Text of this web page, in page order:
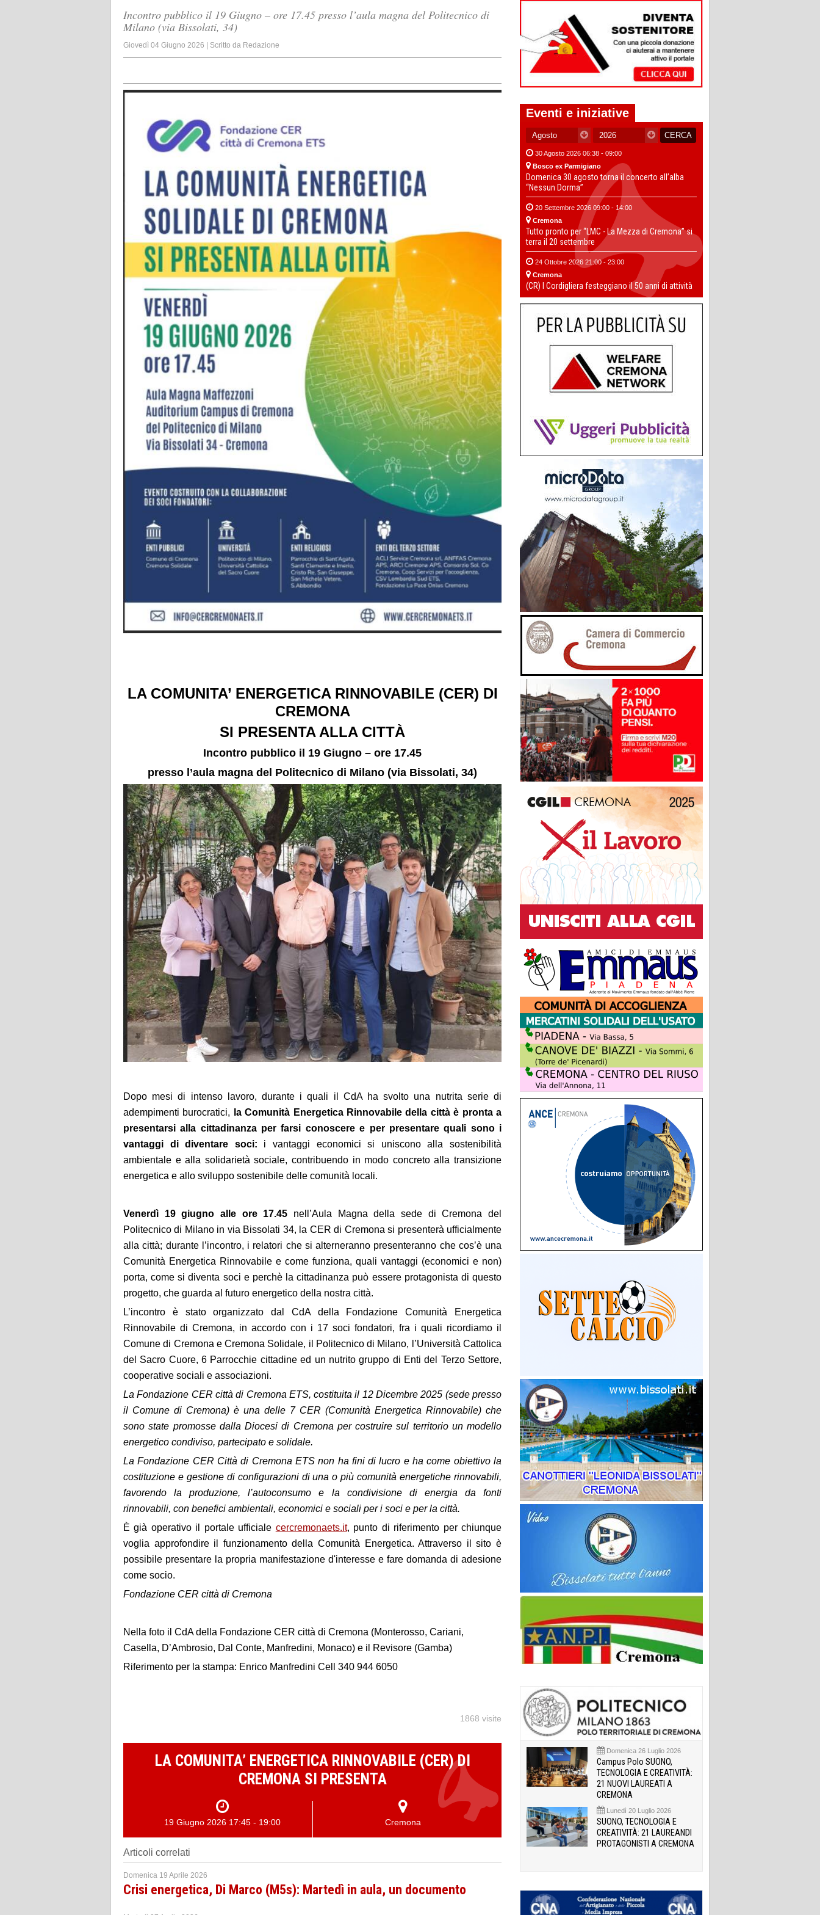
Incontro pubblico il 19 Giugno – ore 17.45 presso l’aula magna del Politecnico di
Milano (via Bissolati, 34)
Giovedì 04 Giugno 2026 | Scritto da Redazione
LA COMUNITA’ ENERGETICA RINNOVABILE (CER) DI
CREMONA
SI PRESENTA ALLA CITTÀ
Incontro pubblico il 19 Giugno – ore 17.45
presso l’aula magna del Politecnico di Milano (via Bissolati, 34)
Dopo mesi di intenso lavoro, durante i quali il CdA ha svolto una nutrita serie di
adempimenti burocratici,
la Comunità Energetica Rinnovabile della città è pronta a
presentarsi alla cittadinanza per farsi conoscere e per presentare quali sono i
vantaggi di diventare soci: i vantaggi economici si
uniscono alla sostenibilità
ambientale e alla solidarietà sociale, contribuendo in modo concreto alla transizione
energetica e allo sviluppo sostenibile delle comunità locali.
Venerdì 19 giugno alle ore 17.45 nell’Aula Magna della sede di Cremona del
Politecnico di Milano in via Bissolati 34, la CER di Cremona si presenterà ufficialmente
alla città; durante l’incontro, i relatori che si alterneranno presenteranno che cos’è una
Comunità Energetica Rinnovabile e come funziona, quali vantaggi (economici e non)
porta, come si diventa soci e perchè la cittadinanza può essere protagonista di questo
progetto, che guarda al futuro energetico della nostra città.
L’incontro è stato organizzato dal CdA della Fondazione Comunità Energetica
Rinnovabile di Cremona, in accordo con i 17 soci fondatori, fra i quali ricordiamo il
Comune di Cremona e Cremona Solidale, il Politecnico di Milano, l’Università Cattolica
del Sacro Cuore, 6 Parrocchie cittadine ed un nutrito gruppo di Enti del Terzo Settore,
cooperative sociali e associazioni.
La Fondazione CER città di Cremona ETS, costituita il 12 Dicembre 2025 (sede presso
il Comune di Cremona) è una delle 7 CER (Comunità Energetica Rinnovabile) che
sono state promosse dalla Diocesi di Cremona per costruire sul territorio un modello
energetico condiviso, partecipato e solidale.
La Fondazione CER Città di Cremona ETS non ha fini di lucro e ha come obiettivo la
costituzione e gestione di configurazioni di una o più comunità energetiche rinnovabili,
favorendo la produzione, l’autoconsumo e la condivisione di energia da fonti
rinnovabili, con benefici ambientali, economici e sociali per i soci e per la città.
È già operativo il portale ufficiale cercremonaets.it, punto di riferimento per chiunque
voglia approfondire il funzionamento della Comunità Energetica. Attraverso il sito è
possibile presentare la propria manifestazione d'interesse e fare domanda di adesione
come socio.
Fondazione CER città di Cremona
Nella foto il CdA della Fondazione CER città di Cremona (Monterosso, Cariani,
Casella, D’Ambrosio, Dal Conte, Manfredini, Monaco) e il Revisore (Gamba)
Riferimento per la stampa: Enrico Manfredini Cell 340 944 6050
1868 visite
LA COMUNITA’ ENERGETICA RINNOVABILE (CER) DI
CREMONA SI PRESENTA
19 Giugno 2026 17:45 - 19:00 Cremona
Articoli correlati
Domenica 19 Aprile 2026
Crisi energetica, Di Marco (M5s): Martedì in aula, un documento
Eventi e iniziative
30 Agosto 2026 06:38 - 09:00
Bosco ex Parmigiano
Domenica 30 agosto torna il concerto all’alba
“Nessun Dorma”
20 Settembre 2026 09:00 - 14:00
Cremona
Tutto pronto per “LMC - La Mezza di Cremona” si
terra il 20 settembre
24 Ottobre 2026 21:00 - 23:00
Cremona
(CR) I Cordigliera festeggiano il 50 anni di attività
Domenica 26 Luglio 2026
Campus Polo SUONO,
TECNOLOGIA E CREATIVITÀ:
21 NUOVI LAUREATI A
CREMONA
Lunedì 20 Luglio 2026
SUONO, TECNOLOGIA E
CREATIVITÀ: 21 LAUREANDI
PROTAGONISTI A CREMONA